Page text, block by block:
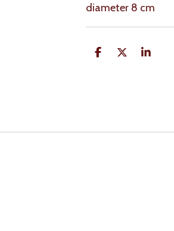
diameter 8 cm
D
D
S